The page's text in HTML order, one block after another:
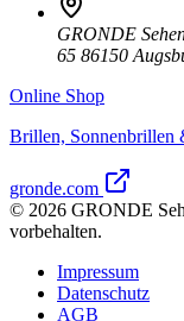
GRONDE
65 86150
Online Shop
Brillen, Sonnenbrillen
gronde.com
© 2026 GRONDE
vorbehalten.
Impressum
Datenschutz
AGB